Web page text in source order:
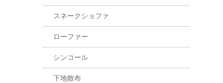
スネークショファ
ローファー
シンコール
下地散布